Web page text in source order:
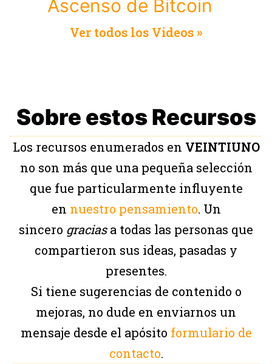
Ascenso de Bitcoin
Ver todos los Videos »
Sobre estos Recursos
Los recursos enumerados en VEINTIUNO
no son más que una pequeña selección
que fue particularmente influyente
en nuestro pensamiento. Un
sincero graciasa todas las personas que
compartieron sus ideas, pasadas y
presentes.
Si tiene sugerencias de contenido o
mejoras, no dude en enviarnos un
mensaje desde el apósito formulario de
contacto.